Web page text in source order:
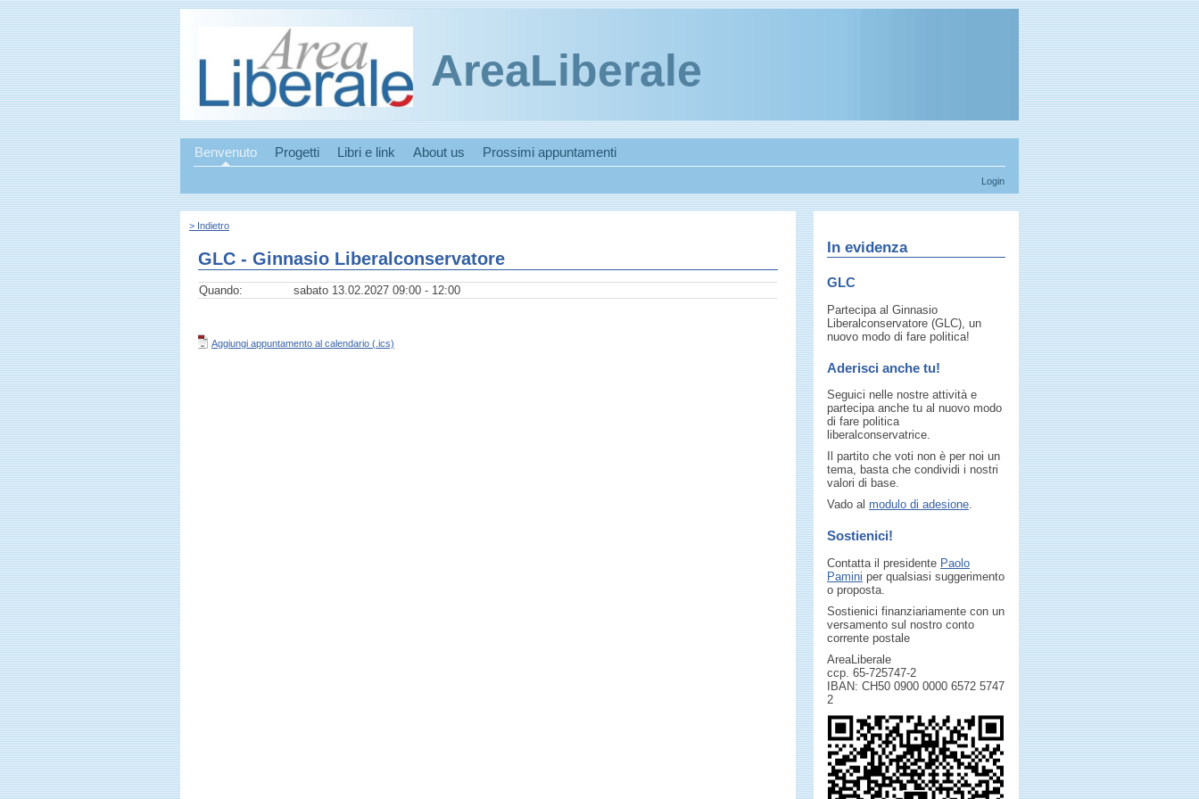
AreaLiberale
Benvenuto Progetti Libri e link About us Prossimi appuntamenti
Login
> Indietro
GLC - Ginnasio Liberalconservatore
Quando: sabato 13.02.2027 09:00 - 12:00
Aggiungi appuntamento al calendario (.ics)
In evidenza
GLC
Partecipa al Ginnasio
Liberalconservatore (GLC), un
nuovo modo di fare politica!
Aderisci anche tu!
Seguici nelle nostre attività e
partecipa anche tu al nuovo modo
di fare politica
liberalconservatrice.
Il partito che voti non è per noi un
tema, basta che condividi i nostri
valori di base.
Vado al modulo di adesione.
Sostienici!
Contatta il presidente Paolo
Pamini per qualsiasi suggerimento
o proposta.
Sostienici finanziariamente con un
versamento sul nostro conto
corrente postale
AreaLiberale
ccp. 65-725747-2
IBAN: CH50 0900 0000 6572 5747
2